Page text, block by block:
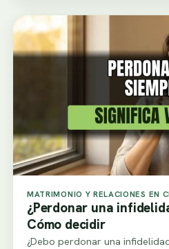
MATRIMONIO Y RELACIONES EN
¿Perdonar una
Cómo decidir
¿Debo perdonar una